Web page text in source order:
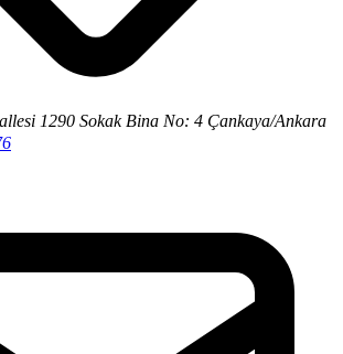
1290 Sokak Bina No: 4 Çankaya/Ankara